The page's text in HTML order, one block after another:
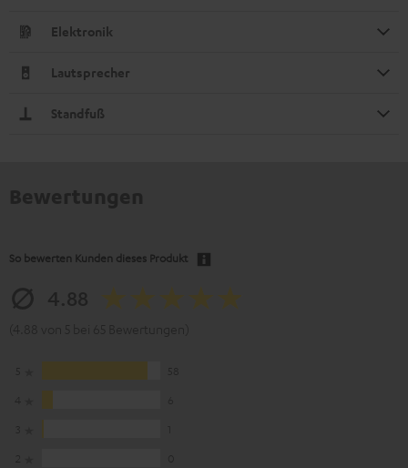
Elektronik
Lautsprecher
Standfuß
So bewerten Kunden dieses Produkt